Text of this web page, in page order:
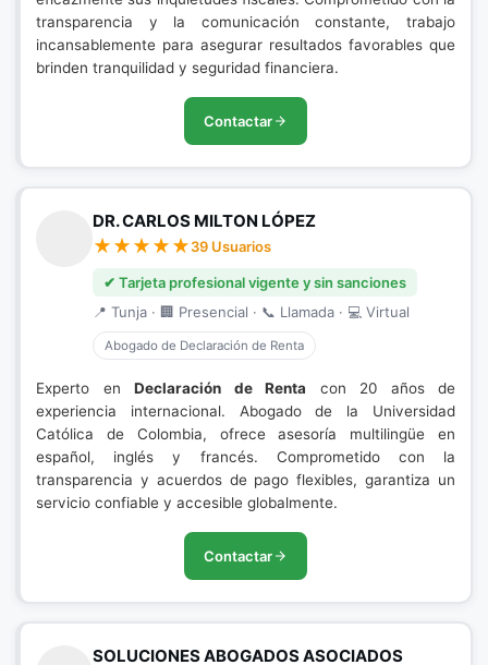
transparencia y la comunicación constante, trabajo
incansablemente para asegurar resultados favorables que
brinden tranquilidad y seguridad financiera.
Contactar
DR. CARLOS MILTON LÓPEZ
39 Usuarios
✔ Tarjeta profesional vigente y sin sanciones
📍 Tunja · 🏢 Presencial · 📞 Llamada · 💻 Virtual
Abogado de Declaración de Renta
Experto en Declaración de Renta con 20 años de
experiencia internacional. Abogado de la Universidad
Católica de Colombia, ofrece asesoría multilingüe en
español, inglés y francés. Comprometido con la
transparencia y acuerdos de pago flexibles, garantiza un
servicio confiable y accesible globalmente.
Contactar
SOLUCIONES ABOGADOS ASOCIADOS